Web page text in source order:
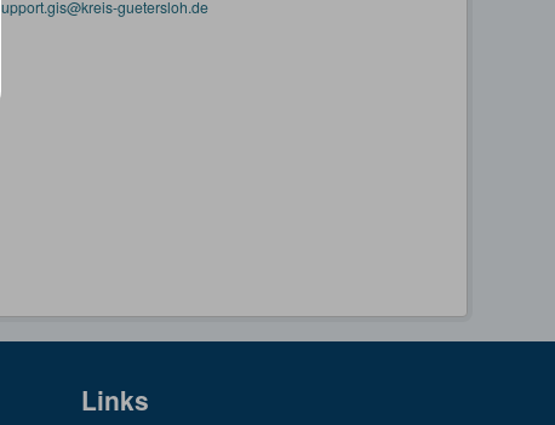
support.gis@kreis-guetersloh.de
Links